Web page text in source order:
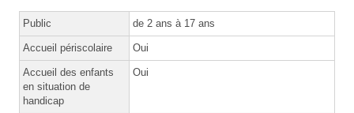
Public de 2 ans à 17 ans
Accueil périscolaire Oui
Accueil des enfants
en situation de
handicap
Oui